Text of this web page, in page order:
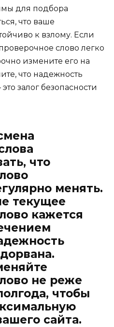
для подбора
что ваше
к взлому. Если
слово легко
измените его на
что надежность
залог безопасности
что
менять.
текущее
кажется
не реже
чтобы
сайта.